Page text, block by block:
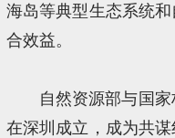
海岛等典型生态系统
合效益。
自然资源部与国
在深圳成立，成为共